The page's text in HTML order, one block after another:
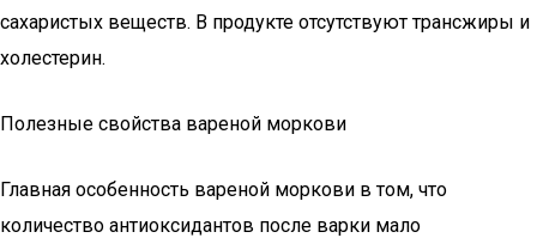
сахаристых веществ. В продукте отсутствуют трансжиры и
холестерин.
Полезные свойства вареной моркови
Главная особенность вареной моркови в том, что
количество антиоксидантов после варки мало